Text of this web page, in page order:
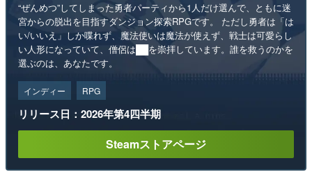
“ぜんめつ”してしまった勇者パーティから1人だけ選んで、ともに迷
宮からの脱出を目指すダンジョン探索RPGです。 ただし勇者は「は
い/いいえ」しか喋れず、魔法使いは魔法が使えず、戦士は可愛らし
い人形になっていて、僧侶は██を崇拝しています。誰を救うのかを
選ぶのは、あなたです。
インディー RPG
リリース日：2026年第4四半期
Steamストアページ